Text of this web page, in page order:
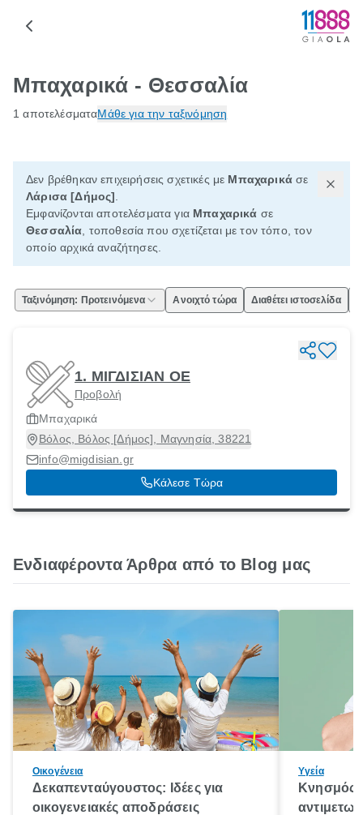
Μπαχαρικά - Θεσσαλία
1 αποτελέσματαΜάθε για την ταξινόμηση
Δεν βρέθηκαν επιχειρήσεις σχετικές με Μπαχαρικά σε
Λάρισα [Δήμος]
Εμφανίζονται αποτελέσματα για Μπαχαρικά σε
Θεσσαλία , τοποθεσία που σχετίζεται με τον τόπο, τον
οποίο αρχικά αναζήτησες.
Ταξινόμηση: Προτεινόμενα Ανοιχτό τώρα Διαθέτει ιστοσελίδα
1. ΜΙΓΔΙΣΙΑΝ ΟΕ
Προβολή
Μπαχαρικά
Βόλος, Βόλος [Δήμος], Μαγνησία, 38221
info@migdisian.gr
Κάλεσε Τώρα
Ενδιαφέροντα Άρθρα από το Blog μας
Οικογένεια
Δεκαπενταύγουστος: Ιδέες για
οικογενειακές αποδράσεις
Υγεία
Κνησμός: